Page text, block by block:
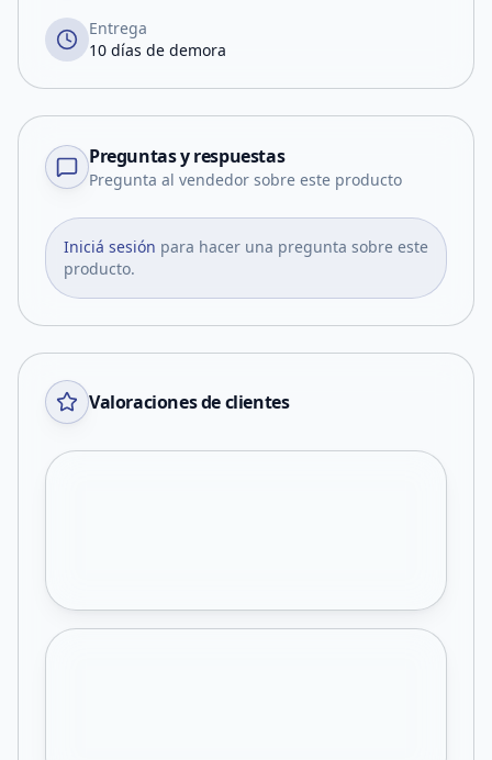
Entrega
10 días de demora
Preguntas y respuestas
Pregunta al vendedor sobre este producto
Iniciá sesión para hacer una pregunta sobre este
producto.
Valoraciones de clientes